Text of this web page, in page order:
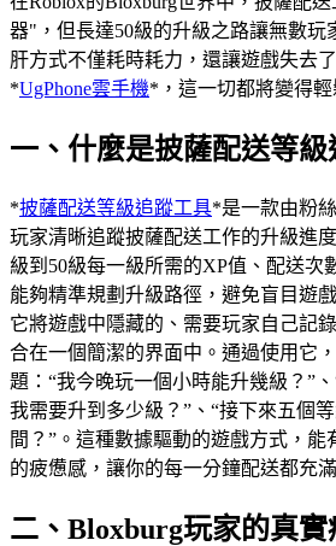
器"，但長達50級的升級之路讓無數玩
肝方式不僅耗時耗力，還讓遊戲失去
*UgPhone雲手機*，這一切都將變得輕
一、什麼是披薩配送等級
*披薩配送等級追蹤工具*是一款由粉
玩家清晰追蹤披薩配送工作的升級進
級到50級每一級所需的XP值、配送次
能夠精準規劃升級路徑，避免盲目遊戲
它將遊戲中隱藏的、需要玩家自己記
合在一個簡潔的界面中。通過使用它
題：“我今晚玩一個小時能升幾級？”
我需要升到多少級？”、“接下來五個
間？”。這種數據驅動的遊戲方式，能
的疲憊感，讓你的每一分鐘配送都充
二、Bloxburg玩家的真實